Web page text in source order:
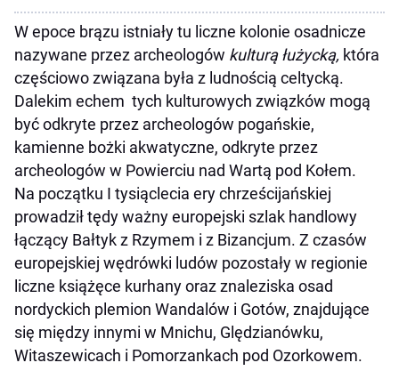
W epoce brązu istniały tu liczne kolonie osadnicze
nazywane przez archeologów kulturą łużycką, która
częściowo związana była z ludnością celtycką.
Dalekim echem tych kulturowych związków mogą
być odkryte przez archeologów pogańskie,
kamienne bożki akwatyczne, odkryte przez
archeologów w Powierciu nad Wartą pod Kołem.
Na początku I tysiąclecia ery chrześcijańskiej
prowadził tędy ważny europejski szlak handlowy
łączący Bałtyk z Rzymem i z Bizancjum. Z czasów
europejskiej wędrówki ludów pozostały w regionie
liczne książęce kurhany oraz znaleziska osad
nordyckich plemion Wandalów i Gotów, znajdujące
się między innymi w Mnichu, Ględzianówku,
Witaszewicach i Pomorzankach pod Ozorkowem.